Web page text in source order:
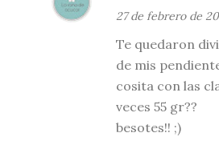
27 de febrero de
Te quedaron
de mis
cosita con las
veces 55 gr??
besotes!! ;)